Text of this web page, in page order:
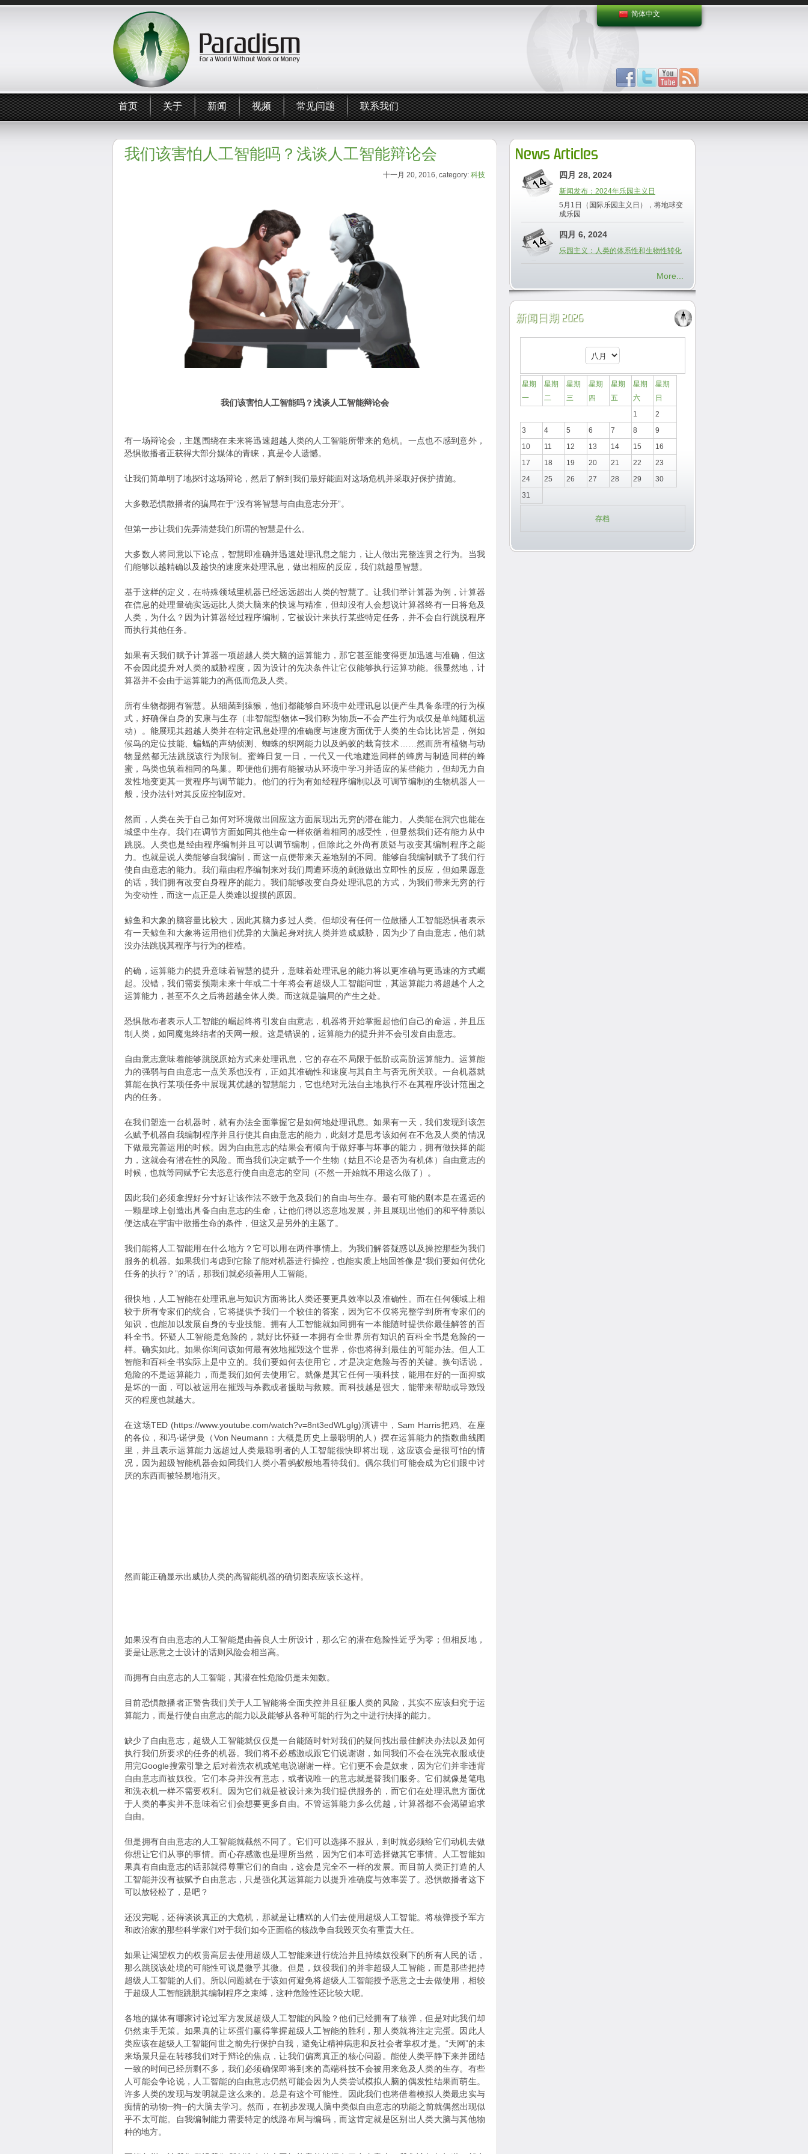
简体中文
首页 关于 新闻 视频 常见问题 联系我们
我们该害怕人工智能吗？浅谈人工智能辩论会
十一月 20, 2016, category: 科技
我们该害怕人工智能吗？浅谈人工智能辩论会
有一场辩论会，主题围绕在未来将迅速超越人类的人工智能所带来的危机。一点也不感到意外，
恐惧散播者正获得大部分媒体的青睐，真是令人遗憾。
让我们简单明了地探讨这场辩论，然后了解到我们最好能面对这场危机并采取好保护措施。
大多数恐惧散播者的骗局在于“没有将智慧与自由意志分开”。
但第一步让我们先弄清楚我们所谓的智慧是什么。
大多数人将同意以下论点，智慧即准确并迅速处理讯息之能力，让人做出完整连贯之行为。当我
们能够以越精确以及越快的速度来处理讯息，做出相应的反应，我们就越显智慧。
基于这样的定义，在特殊领域里机器已经远远超出人类的智慧了。让我们举计算器为例，计算器
在信息的处理量确实远远比人类大脑来的快速与精准，但却没有人会想说计算器终有一日将危及
人类，为什么？因为计算器经过程序编制，它被设计来执行某些特定任务，并不会自行跳脱程序
而执行其他任务。
如果有天我们赋予计算器一项超越人类大脑的运算能力，那它甚至能变得更加迅速与准确，但这
不会因此提升对人类的威胁程度，因为设计的先决条件让它仅能够执行运算功能。很显然地，计
算器并不会由于运算能力的高低而危及人类。
所有生物都拥有智慧。从细菌到猿猴，他们都能够自环境中处理讯息以便产生具备条理的行为模
式，好确保自身的安康与生存（非智能型物体─我们称为物质─不会产生行为或仅是单纯随机运
动）。能展现其超越人类并在特定讯息处理的准确度与速度方面优于人类的生命比比皆是，例如
候鸟的定位技能、蝙蝠的声纳侦测、蜘蛛的织网能力以及蚂蚁的栽育技术……然而所有植物与动
物显然都无法跳脱该行为限制。蜜蜂日复一日，一代又一代地建造同样的蜂房与制造同样的蜂
蜜，鸟类也筑着相同的鸟巢。即便他们拥有能被动从环境中学习并适应的某些能力，但却无力自
发性地变更其一贯程序与调节能力。他们的行为有如经程序编制以及可调节编制的生物机器人一
般，没办法针对其反应控制应对。
然而，人类在关于自己如何对环境做出回应这方面展现出无穷的潜在能力。人类能在洞穴也能在
城堡中生存。我们在调节方面如同其他生命一样依循着相同的感受性，但显然我们还有能力从中
跳脱。人类也是经由程序编制并且可以调节编制，但除此之外尚有质疑与改变其编制程序之能
力。也就是说人类能够自我编制，而这一点便带来天差地别的不同。能够自我编制赋予了我们行
使自由意志的能力。我们藉由程序编制来对我们周遭环境的刺激做出立即性的反应，但如果愿意
的话，我们拥有改变自身程序的能力。我们能够改变自身处理讯息的方式，为我们带来无穷的行
为变动性，而这一点正是人类难以捉摸的原因。
鲸鱼和大象的脑容量比较大，因此其脑力多过人类。但却没有任何一位散播人工智能恐惧者表示
有一天鲸鱼和大象将运用他们优异的大脑起身对抗人类并造成威胁，因为少了自由意志，他们就
没办法跳脱其程序与行为的桎梏。
的确，运算能力的提升意味着智慧的提升，意味着处理讯息的能力将以更准确与更迅速的方式崛
起。没错，我们需要预期未来十年或二十年将会有超级人工智能问世，其运算能力将超越个人之
运算能力，甚至不久之后将超越全体人类。而这就是骗局的产生之处。
恐惧散布者表示人工智能的崛起终将引发自由意志，机器将开始掌握起他们自己的命运，并且压
制人类，如同魔鬼终结者的天网一般。这是错误的，运算能力的提升并不会引发自由意志。
自由意志意味着能够跳脱原始方式来处理讯息，它的存在不局限于低阶或高阶运算能力。运算能
力的强弱与自由意志一点关系也没有，正如其准确性和速度与其自主与否无所关联。一台机器就
算能在执行某项任务中展现其优越的智慧能力，它也绝对无法自主地执行不在其程序设计范围之
内的任务。
在我们塑造一台机器时，就有办法全面掌握它是如何地处理讯息。如果有一天，我们发现到该怎
么赋予机器自我编制程序并且行使其自由意志的能力，此刻才是思考该如何在不危及人类的情况
下做最完善运用的时候。因为自由意志的结果会有倾向于做好事与坏事的能力，拥有做抉择的能
力，这就会有潜在性的风险。而当我们决定赋予一个生物（姑且不论是否为有机体）自由意志的
时候，也就等同赋予它去恣意行使自由意志的空间（不然一开始就不用这么做了）。
因此我们必须拿捏好分寸好让该作法不致于危及我们的自由与生存。最有可能的剧本是在遥远的
一颗星球上创造出具备自由意志的生命，让他们得以恣意地发展，并且展现出他们的和平特质以
便达成在宇宙中散播生命的条件，但这又是另外的主题了。
我们能将人工智能用在什么地方？它可以用在两件事情上。为我们解答疑惑以及操控那些为我们
服务的机器。如果我们考虑到它除了能对机器进行操控，也能实质上地回答像是“我们要如何优化
任务的执行？”的话，那我们就必须善用人工智能。
很快地，人工智能在处理讯息与知识方面将比人类还要更具效率以及准确性。而在任何领域上相
较于所有专家们的统合，它将提供予我们一个较佳的答案，因为它不仅将完整学到所有专家们的
知识，也能加以发展自身的专业技能。拥有人工智能就如同拥有一本能随时提供你最佳解答的百
科全书。怀疑人工智能是危险的，就好比怀疑一本拥有全世界所有知识的百科全书是危险的一
样。确实如此。如果你询问该如何最有效地摧毁这个世界，你也将得到最佳的可能办法。但人工
智能和百科全书实际上是中立的。我们要如何去使用它，才是决定危险与否的关键。换句话说，
危险的不是运算能力，而是我们如何去使用它。就像是其它任何一项科技，能用在好的一面抑或
是坏的一面，可以被运用在摧毁与杀戮或者援助与救赎。而科技越是强大，能带来帮助或导致毁
灭的程度也就越大。
在这场TED (https://www.youtube.com/watch?v=8nt3edWLgIg)演讲中，Sam Harris把鸡、在座
的各位，和冯‧诺伊曼（Von Neumann：大概是历史上最聪明的人）摆在运算能力的指数曲线图
里，并且表示运算能力远超过人类最聪明者的人工智能很快即将出现，这应该会是很可怕的情
况，因为超级智能机器会如同我们人类小看蚂蚁般地看待我们。偶尔我们可能会成为它们眼中讨
厌的东西而被轻易地消灭。
然而能正确显示出威胁人类的高智能机器的确切图表应该长这样。
如果没有自由意志的人工智能是由善良人士所设计，那么它的潜在危险性近乎为零；但相反地，
要是让恶意之士设计的话则风险会相当高。
而拥有自由意志的人工智能，其潜在性危险仍是未知数。
目前恐惧散播者正警告我们关于人工智能将全面失控并且征服人类的风险，其实不应该归究于运
算能力，而是行使自由意志的能力以及能够从各种可能的行为之中进行抉择的能力。
缺少了自由意志，超级人工智能就仅仅是一台能随时针对我们的疑问找出最佳解决办法以及如何
执行我们所要求的任务的机器。我们将不必感激或跟它们说谢谢，如同我们不会在洗完衣服或使
用完Google搜索引擎之后对着洗衣机或笔电说谢谢一样。它们更不会是奴隶，因为它们并非违背
自由意志而被奴役。它们本身并没有意志，或者说唯一的意志就是替我们服务。它们就像是笔电
和洗衣机一样不需要权利。因为它们就是被设计来为我们提供服务的，而它们在处理讯息方面优
于人类的事实并不意味着它们会想要更多自由。不管运算能力多么优越，计算器都不会渴望追求
自由。
但是拥有自由意志的人工智能就截然不同了。它们可以选择不服从，到时就必须给它们动机去做
你想让它们从事的事情。而心存感激也是理所当然，因为它们本可选择做其它事情。人工智能如
果真有自由意志的话那就得尊重它们的自由，这会是完全不一样的发展。而目前人类正打造的人
工智能并没有被赋予自由意志，只是强化其运算能力以提升准确度与效率罢了。恐惧散播者这下
可以放轻松了，是吧？
还没完呢，还得谈谈真正的大危机，那就是让糟糕的人们去使用超级人工智能。将核弹授予军方
和政治家的那些科学家们对于我们如今正面临的核战争自我毁灭负有重责大任。
如果让渴望权力的权贵高层去使用超级人工智能来进行统治并且持续奴役剩下的所有人民的话，
那么跳脱该处境的可能性可说是微乎其微。但是，奴役我们的并非超级人工智能，而是那些把持
超级人工智能的人们。所以问题就在于该如何避免将超级人工智能授予恶意之士去做使用，相较
于超级人工智能跳脱其编制程序之束缚，这种危险性还比较大呢。
各地的媒体有哪家讨论过军方发展超级人工智能的风险？他们已经拥有了核弹，但是对此我们却
仍然束手无策。如果真的让坏蛋们赢得掌握超级人工智能的胜利，那人类就将注定完蛋。因此人
类应该在超级人工智能问世之前先行保护自我，避免让精神病患和反社会者掌权才是。“天网”的未
来场景只是在转移我们对于辩论的焦点，让我们偏离真正的核心问题。能使人类平静下来并团结
一致的时间已经所剩不多，我们必须确保即将到来的高端科技不会被用来危及人类的生存。有些
人可能会争论说，人工智能的自由意志仍然可能会因为人类尝试模拟人脑的偶发性结果而萌生。
许多人类的发现与发明就是这么来的。总是有这个可能性。因此我们也将借着模拟人类最忠实与
痴情的动物─狗─的大脑去学习。然而，在初步发现人脑中类似自由意志的功能之前就偶然出现似
乎不太可能。自我编制能力需要特定的线路布局与编码，而这肯定就是区别出人类大脑与其他物
种的地方。
News Articles
四月 28, 2024
新闻发布：2024年乐园主义日
5月1日（国际乐园主义日），将地球变
成乐园
四月 6, 2024
乐园主义：人类的体系性和生物性转化
More...
新闻日期 2026
星期
一
星期
二
星期
三
星期
四
星期
五
星期
六
星期
日
1
2
3
4 5 6 7 8
9
10
11 12 13 14 15
16
17
18 19 20 21 22
23
24
25 26 27 28 29
30
31
存档